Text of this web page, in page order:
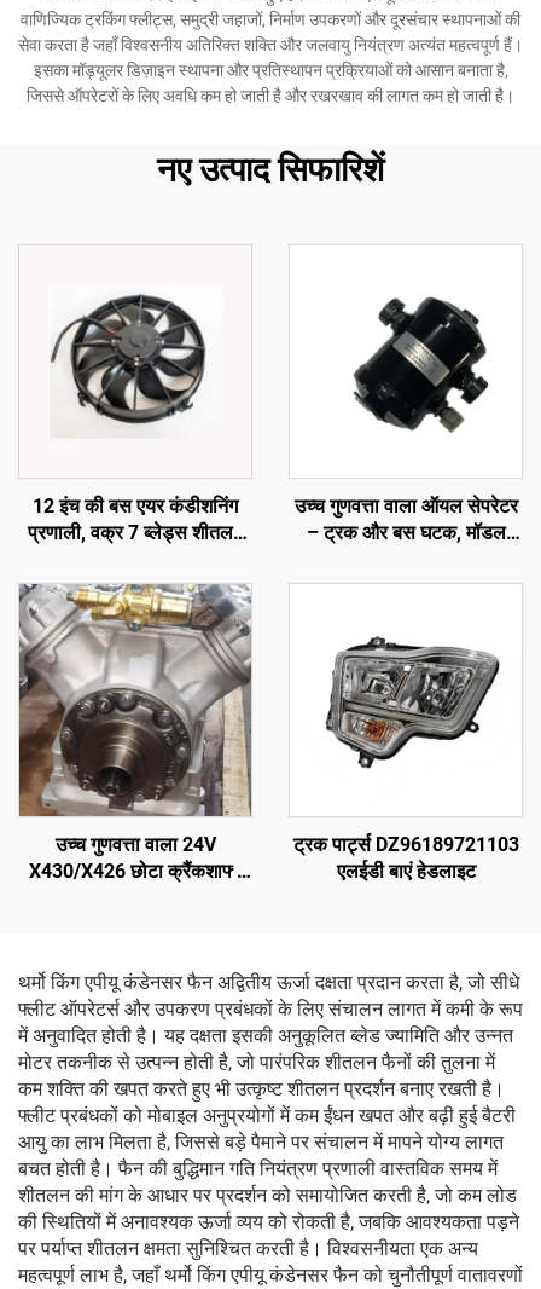
वाणिज्यिक ट्रकिंग फ्लीट्स, समुद्री जहाजों, निर्माण उपकरणों और दूरसंचार स्थापनाओं की
सेवा करता है जहाँ विश्वसनीय अतिरिक्त शक्ति और जलवायु नियंत्रण अत्यंत महत्वपूर्ण हैं।
इसका मॉड्यूलर डिज़ाइन स्थापना और प्रतिस्थापन प्रक्रियाओं को आसान बनाता है,
जिससे ऑपरेटरों के लिए अवधि कम हो जाती है और रखरखाव की लागत कम हो जाती है।
नए उत्पाद सिफारिशें
12 इंच की बस एयर कंडीशनिंग
प्रणाली, वक्र 7 ब्लेड्स शीतलन
उच्च गुणवत्ता वाला ऑयल सेपरेटर
– ट्रक और बस घटक, मॉडल
ट्रांसीकोल्ड एक्सारियोस
उच्च गुणवत्ता वाला 24V
X430/X426 छोटा क्रैंकशाफ्ट
ट्रक पार्ट्स DZ96189721103
एलईडी बाएं हेडलाइट
थर्मो किंग एपीयू कंडेनसर फैन अद्वितीय ऊर्जा दक्षता प्रदान करता है, जो सीधे
फ्लीट ऑपरेटर्स और उपकरण प्रबंधकों के लिए संचालन लागत में कमी के रूप
में अनुवादित होती है। यह दक्षता इसकी अनुकूलित ब्लेड ज्यामिति और उन्नत
मोटर तकनीक से उत्पन्न होती है, जो पारंपरिक शीतलन फैनों की तुलना में
कम शक्ति की खपत करते हुए भी उत्कृष्ट शीतलन प्रदर्शन बनाए रखती है।
फ्लीट प्रबंधकों को मोबाइल अनुप्रयोगों में कम ईंधन खपत और बढ़ी हुई बैटरी
आयु का लाभ मिलता है, जिससे बड़े पैमाने पर संचालन में मापने योग्य लागत
बचत होती है। फैन की बुद्धिमान गति नियंत्रण प्रणाली वास्तविक समय में
शीतलन की मांग के आधार पर प्रदर्शन को समायोजित करती है, जो कम लोड
की स्थितियों में अनावश्यक ऊर्जा व्यय को रोकती है, जबकि आवश्यकता पड़ने
पर पर्याप्त शीतलन क्षमता सुनिश्चित करती है। विश्वसनीयता एक अन्य
महत्वपूर्ण लाभ है, जहाँ थर्मो किंग एपीयू कंडेनसर फैन को चुनौतीपूर्ण वातावरणों